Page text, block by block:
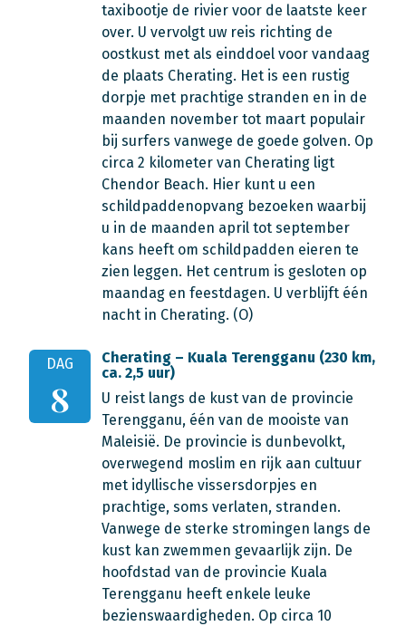
taxibootje de rivier voor de laatste keer
over. U vervolgt uw reis richting de
oostkust met als einddoel voor vandaag
de plaats Cherating. Het is een rustig
dorpje met prachtige stranden en in de
maanden november tot maart populair
bij surfers vanwege de goede golven. Op
circa 2 kilometer van Cherating ligt
Chendor Beach. Hier kunt u een
schildpaddenopvang bezoeken waarbij
u in de maanden april tot september
kans heeft om schildpadden eieren te
zien leggen. Het centrum is gesloten op
maandag en feestdagen. U verblijft één
nacht in Cherating. (O)
DAG
8
Cherating – Kuala Terengganu (230 km,
ca. 2,5 uur)
U reist langs de kust van de provincie
Terengganu, één van de mooiste van
Maleisië. De provincie is dunbevolkt,
overwegend moslim en rijk aan cultuur
met idyllische vissersdorpjes en
prachtige, soms verlaten, stranden.
Vanwege de sterke stromingen langs de
kust kan zwemmen gevaarlijk zijn. De
hoofdstad van de provincie Kuala
Terengganu heeft enkele leuke
bezienswaardigheden. Op circa 10